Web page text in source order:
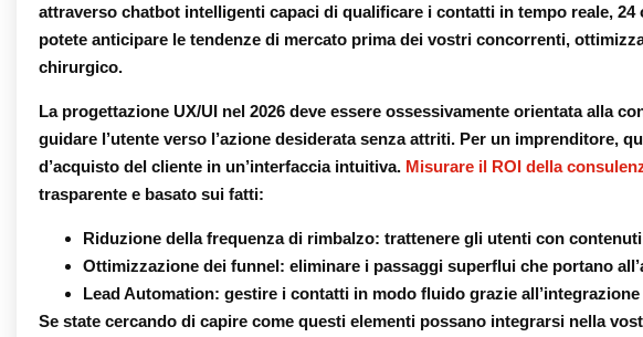
attraverso chatbot intelligenti capaci di qualificare i contatti in tempo reale, 24
potete anticipare le tendenze di mercato prima dei vostri concorrenti,
chirurgico.
La progettazione UX/UI nel 2026 deve essere ossessivamente orientata alla
guidare l’utente verso l’azione desiderata senza attriti. Per un imprenditore,
d’acquisto del cliente in un’interfaccia intuitiva. Misurare il ROI della
trasparente e basato sui fatti:
Riduzione della frequenza di rimbalzo: trattenere gli utenti con
Ottimizzazione dei funnel: eliminare i passaggi superflui che portano
Lead Automation: gestire i contatti in modo fluido grazie
Se state cercando di capire come questi elementi possano integrarsi nella